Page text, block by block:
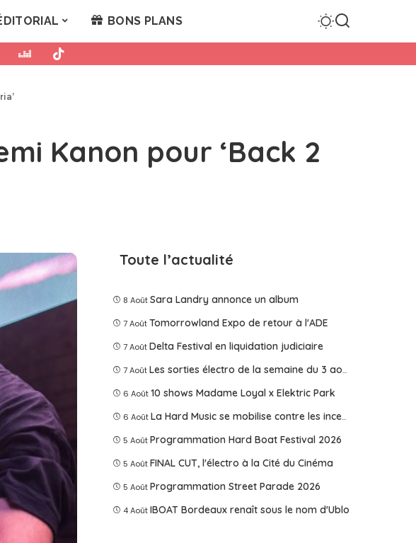
BONS PLANS
Kanon pour ‘Back 2
Toute l’actualité
8 Août Sara Landry annonce un album
7 Août Tomorrowland Expo de retour à l'ADE
7 Août Delta Festival en liquidation judiciaire
7 Août Les sorties électro de la semaine du 3 août 2026
6 Août 10 shows Madame Loyal x Elektric Park
6 Août La Hard Music se mobilise contre les incendies
5 Août Programmation Hard Boat Festival 2026
5 Août FINAL CUT, l'électro à la Cité du Cinéma
5 Août Programmation Street Parade 2026
4 Août IBOAT Bordeaux renaît sous le nom d'Ublo